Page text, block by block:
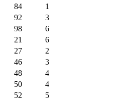
84
1
92
3
98
6
21
6
27
2
46
3
48
4
50
4
52
5